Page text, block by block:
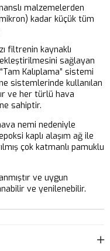
malzemelerden
mikron) kadar küçük tüm
filtrenin kaynaklı
sağlayan
Kalıplama” sistemi
sistemlerinde kullanılan
ve her türlü hava
sahiptir.
nemi nedeniyle
kaplı alaşım ağ ile
çok katmanlı pamuklu
ve uygun
ve yenilenebilir.